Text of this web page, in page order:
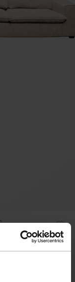
Baron disponible